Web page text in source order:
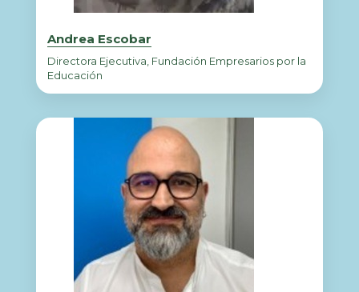
Andrea Escobar
Directora Ejecutiva, Fundación Empresarios por la
Educación